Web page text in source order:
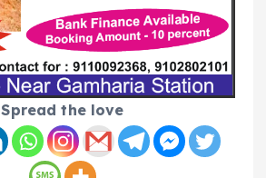
Spread the love